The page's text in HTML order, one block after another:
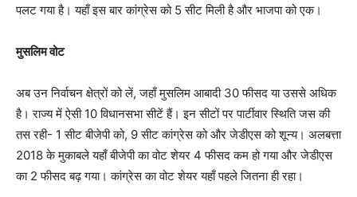
पलट गया है। यहाँ इस बार कांग्रेस को 5 सीट मिली है और भाजपा को एक।
मुसलिम वोट
अब उन निर्वाचन क्षेत्रों को लें, जहाँ मुसलिम आबादी 30 फीसद या उससे अधिक
है। राज्य में ऐसी 10 विधानसभा सीटें हैं। इन सीटों पर पार्टीवार स्थिति जस की
तस रही- 1 सीट बीजेपी को, 9 सीट कांग्रेस को और जेडीएस को शून्य। अलबत्ता
2018 के मुकाबले यहाँ बीजेपी का वोट शेयर 4 फीसद कम हो गया और जेडीएस
का 2 फीसद बढ़ गया। कांग्रेस का वोट शेयर यहाँ पहले जितना ही रहा।